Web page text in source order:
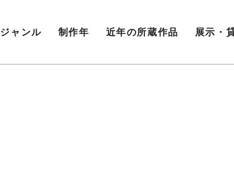
ジャンル 制作年 近年の所蔵作品 展示・